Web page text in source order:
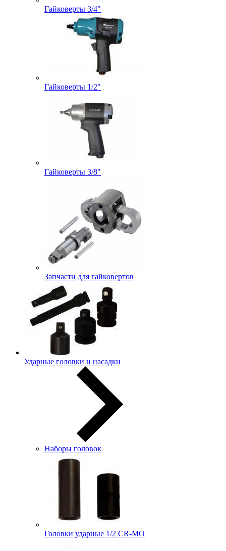
Гайковерты 3/4"
Гайковерты 1/2"
Гайковерты 3/8"
Запчасти для гайковертов
Ударные головки и насадки
Наборы головок
Головки ударные 1/2 CR-MO